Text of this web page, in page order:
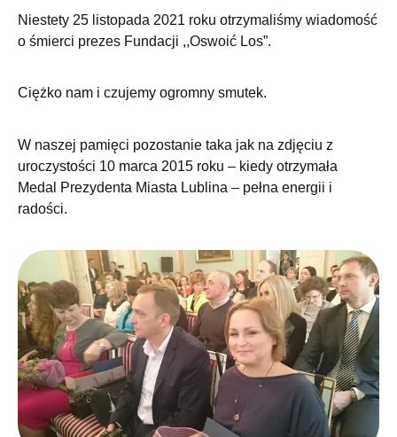
Niestety 25 listopada 2021 roku otrzymaliśmy wiadomość
o śmierci prezes Fundacji ,,Oswoić Los”.
Ciężko nam i czujemy ogromny smutek.
W naszej pamięci pozostanie taka jak na zdjęciu z
uroczystości 10 marca 2015 roku – kiedy otrzymała
Medal Prezydenta Miasta Lublina – pełna energii i
radości.